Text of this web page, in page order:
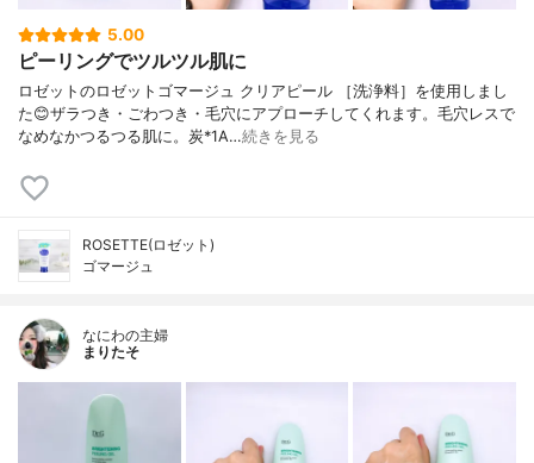
5.00
ピーリングでツルツル肌に
ロゼットのロゼットゴマージュ クリアピール ［洗浄料］を使用しまし
た😊ザラつき・ごわつき・毛穴にアプローチしてくれます。毛穴レスで
なめなかつるつる肌に。炭*1A…続きを見る
ROSETTE(ロゼット)
ゴマージュ
なにわの主婦
まりたそ